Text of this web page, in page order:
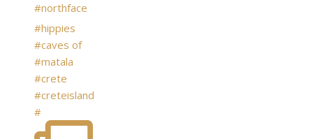
#hippies
#caves of
#matala
#crete
#creteisland
#